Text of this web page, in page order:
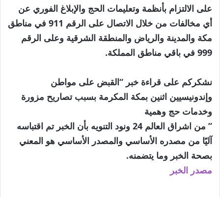
على الالتزام بأنظمة وتعليمات الحج والإبلاغ الفوري عن
أي مخالفات من خلال الاتصال على الرقم 911 في مناطق
مكة والمدينة والرياض والمنطقة الشرقية وعلى الرقم
999 في باقي مناطق المملكة.
نشكركم على قراءة خبر “القبض على مواطن
وإندونيسيين اثنين بمكة المكرمة بسبب تصاريح مزورة
وخدمات حج وهمية
” من اشراق العالم 24 ونود التنويه بأن الخبر تم اقتباسه
آليًا من مصدره الأساسي والمصدر الأساسي هو المعني
بصحة الخبر وما يتضمنه.
مصدر الخبر